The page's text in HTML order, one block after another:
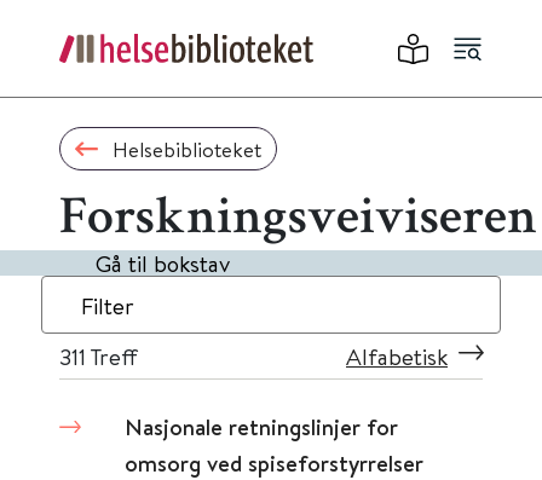
Helsebiblioteket
Forskningsveiviseren
Gå til bokstav
Filter
311 Treff Alfabetisk
Nasjonale retningslinjer for
omsorg ved spiseforstyrrelser